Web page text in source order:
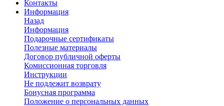
Контакты
Информация
Назад
Информация
Подарочные сертификаты
Полезные материалы
Договор публичной оферты
Комиссионная торговля
Инструкции
Не подлежит возврату
Бонусная программа
Положение о персональных данных